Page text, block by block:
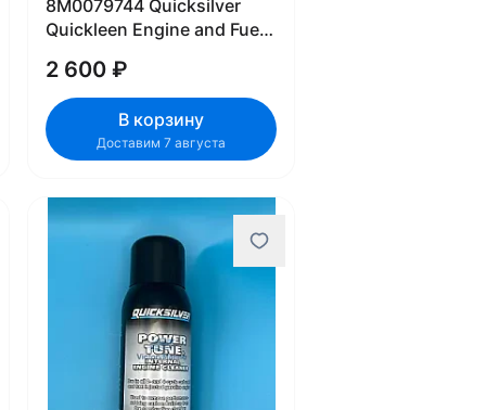
8M0079744 Quicksilver
Quickleen Engine and Fuel
2 600 ₽
В корзину
Доставим 7 августа